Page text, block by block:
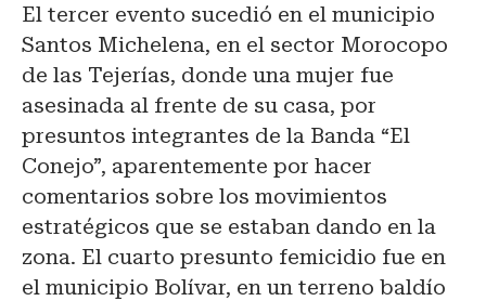
El tercer evento sucedió en el municipio
Santos Michelena, en el sector Morocopo
de las Tejerías, donde una mujer fue
asesinada al frente de su casa, por
presuntos integrantes de la Banda “El
Conejo”, aparentemente por hacer
comentarios sobre los movimientos
estratégicos que se estaban dando en la
zona. El cuarto presunto femicidio fue en
el municipio Bolívar, en un terreno baldío